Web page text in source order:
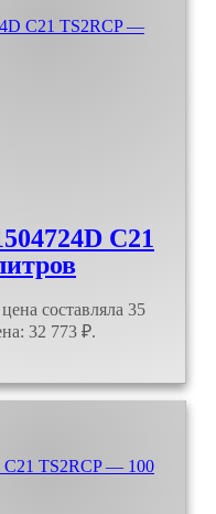
C21
составляла 35
32 773 ₽.